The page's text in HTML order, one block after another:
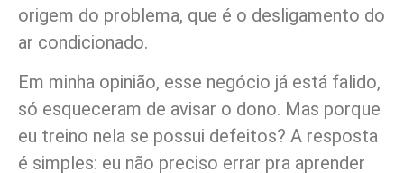
origem do problema, que é o desligamento do
ar condicionado.
Em minha opinião, esse negócio já está falido,
só esqueceram de avisar o dono. Mas porque
eu treino nela se possui defeitos? A resposta
é simples: eu não preciso errar pra aprender